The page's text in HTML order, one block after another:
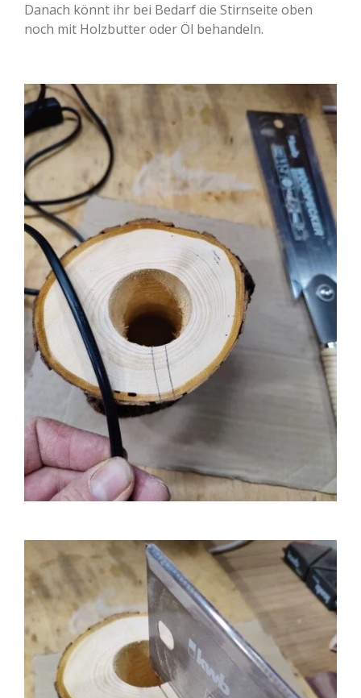
Danach könnt ihr bei Bedarf die Stirnseite oben
noch mit Holzbutter oder Öl behandeln.